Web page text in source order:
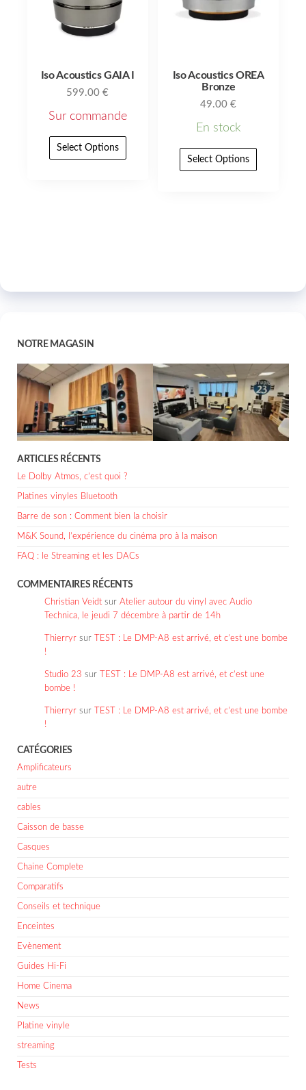
Iso Acoustics GAIA I
599.00€
Sur commande
Select Options
Iso Acoustics OREA
Bronze
49.00€
En stock
Select Options
NOTRE MAGASIN
ARTICLES RÉCENTS
Le Dolby Atmos, c’est quoi ?
Platines vinyles Bluetooth
Barre de son : Comment bien la choisir
M&K Sound, l’expérience du cinéma pro à la maison
FAQ : le Streaming et les DACs
COMMENTAIRES RÉCENTS
Christian Veidt sur Atelier autour du vinyl avec Audio
Technica, le jeudi 7 décembre à partir de 14h
Thierryr sur
TEST : Le DMP-A8 est arrivé, et c’est une bombe
!
Studio 23 sur
TEST : Le DMP-A8 est arrivé, et c’est une
bombe !
Thierryr sur
TEST : Le DMP-A8 est arrivé, et c’est une bombe
!
CATÉGORIES
Amplificateurs
autre
cables
Caisson de basse
Casques
Chaine Complete
Comparatifs
Conseils et technique
Enceintes
Evènement
Guides Hi-Fi
Home Cinema
News
Platine vinyle
streaming
Tests